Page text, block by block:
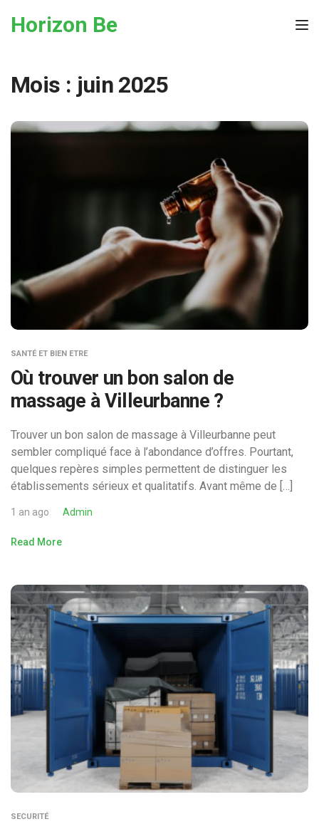
Horizon Be
Mois : juin 2025
SANTÉ ET BIEN ETRE
Où trouver un bon salon de
massage à Villeurbanne ?
Trouver un bon salon de massage à Villeurbanne peut
sembler compliqué face à l’abondance d’offres. Pourtant,
quelques repères simples permettent de distinguer les
établissements sérieux et qualitatifs. Avant même de […]
1 an ago Admin
Read More
SECURITÉ